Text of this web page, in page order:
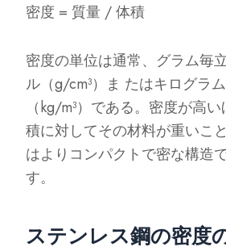
密度 = 質量 / 体積
密度の単位は通常、グラム毎
ル（g/cm³）ま たはキログラ
（kg/m³）である。密度が高
積に対してその材料が重いこ
はよりコンパクトで密な構造
す。
ステンレス鋼の密度